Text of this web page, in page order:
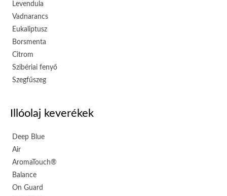
Levendula
Vadnarancs
Eukaliptusz
Borsmenta
Citrom
Szibériai fenyő
Szegfűszeg
Illóolaj keverékek
Deep Blue
Air
AromaTouch®
Balance
On Guard